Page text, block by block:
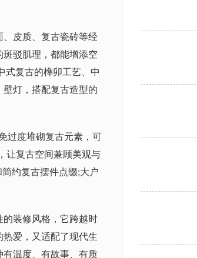
皮质、复古瓷砖等经
驳肌理，都能增添空
式复古的榫卯工艺、中
灯，搭配复古造型的
过度堆砌复古元素，可
让复古空间兼顾美观与
约复古摆件点缀;大户
装修风格，它跨越时
爱，又适配了现代生
温度、有故事、有质